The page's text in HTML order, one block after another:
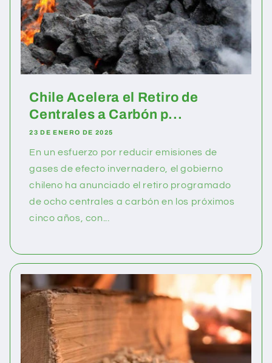
Chile Acelera el Retiro de
Centrales a Carbón p...
23 DE ENERO DE 2025
En un esfuerzo por reducir emisiones de
gases de efecto invernadero, el gobierno
chileno ha anunciado el retiro programado
de ocho centrales a carbón en los próximos
cinco años, con...